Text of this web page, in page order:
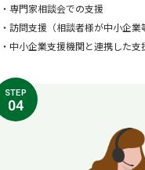
・専門家相談会での支援
・訪問支援（相談者様が中小企業
・中小企業支援機関と連携した支
STEP
04